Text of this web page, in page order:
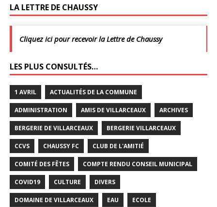
LA LETTRE DE CHAUSSY
Cliquez ici pour recevoir la Lettre de Chaussy
LES PLUS CONSULTÉS…
1 AVRIL ACTUALITÉS DE LA COMMUNE
ADMINISTRATION AMIS DE VILLARCEAUX ARCHIVES
BERGERIE DE VILLARCEAUX BERGERIE VILLARCEAUX
CCVS CHAUSSY FC CLUB DE L'AMITIÉ
COMITÉ DES FÊTES COMPTE RENDU CONSEIL MUNICIPAL
COVID19 CULTURE DIVERS
DOMAINE DE VILLARCEAUX EAU ECOLE